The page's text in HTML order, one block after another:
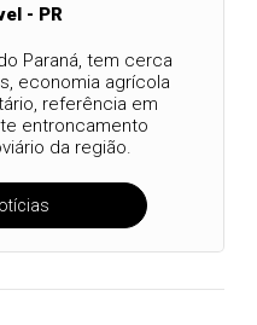
- PR
Paraná, tem cerca
economia agrícola
referência em
entroncamento
da região.